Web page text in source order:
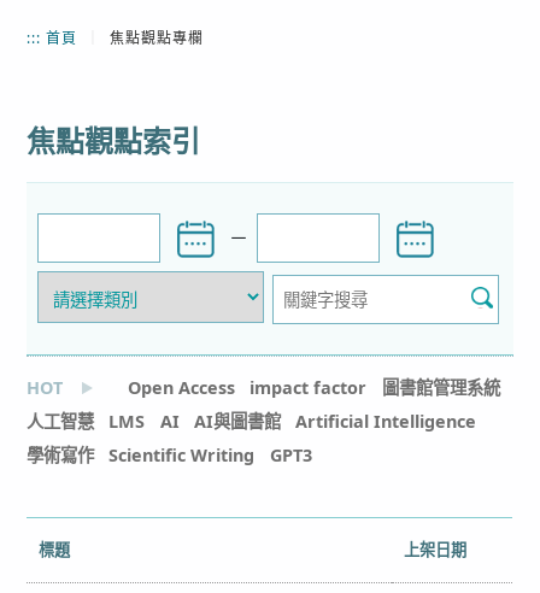
:::首頁 焦點觀點專欄
焦點觀點索引
－
HOT Open Access impact factor
圖書館管理系統
人工智慧
LMS AI AI與圖書館
Artificial Intelligence
學術寫作
Scientific Writing GPT3
標題 上架日期